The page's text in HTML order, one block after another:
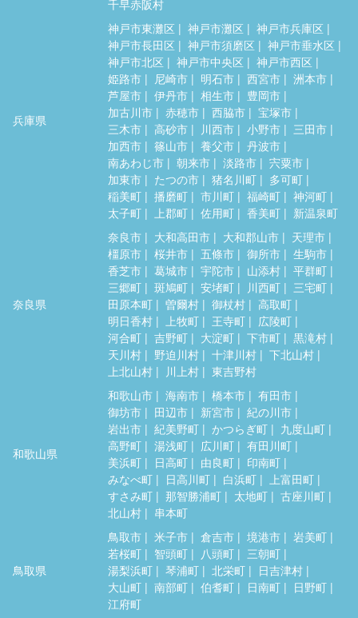
千早赤阪村
兵庫県
神戸市東灘区 神戸市灘区
神戸市兵庫区
神戸市長田区
神戸市須磨区
神戸市垂水区
神戸市北区
神戸市中央区
神戸市西区
姫路市
尼崎市 明石市 西宮市
洲本市
芦屋市
伊丹市 相生市
豊岡市
加古川市
赤穂市 西脇市
宝塚市
三木市
高砂市 川西市 小野市
三田市
加西市
篠山市 養父市
丹波市
南あわじ市
朝来市 淡路市
宍粟市
加東市
たつの市 猪名川町
多可町
稲美町
播磨町 市川町 福崎町
神河町
太子町
上郡町 佐用町 香美町 新温泉町
奈良県
奈良市 大和高田市 大和郡山市
天理市
橿原市
桜井市 五條市 御所市
生駒市
香芝市
葛城市 宇陀市 山添村
平群町
三郷町
斑鳩町 安堵町 川西町
三宅町
田原本町
曽爾村 御杖村
高取町
明日香村
上牧町 王寺町
広陵町
河合町
吉野町 大淀町 下市町
黒滝村
天川村
野迫川村 十津川村
下北山村
上北山村
川上村 東吉野村
和歌山県
和歌山市 海南市 橋本市
有田市
御坊市
田辺市 新宮市
紀の川市
岩出市
紀美野町 かつらぎ町
九度山町
高野町
湯浅町 広川町
有田川町
美浜町
日高町 由良町
印南町
みなべ町
日高川町 白浜町
上富田町
すさみ町
那智勝浦町 太地町
古座川町
北山村
串本町
鳥取県
鳥取市 米子市 倉吉市 境港市
岩美町
若桜町
智頭町 八頭町
三朝町
湯梨浜町
琴浦町 北栄町
日吉津村
大山町
南部町 伯耆町 日南町
日野町
江府町